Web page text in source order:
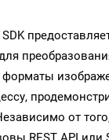
форматы
от